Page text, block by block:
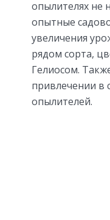
опылителях не
опытные
увеличения
рядом сорта,
Гелиосом.
привлечении в
опылителей.